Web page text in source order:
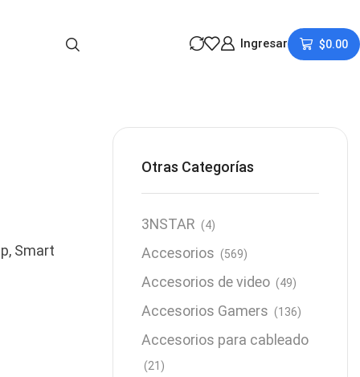
Ingresar $0.00
Smart
Otras Categorías
3NSTAR (4)
Accesorios (569)
Accesorios de video (49)
Accesorios Gamers (136)
Accesorios para cableado
(21)